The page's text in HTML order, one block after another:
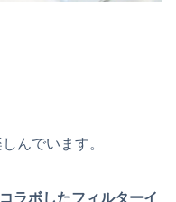
んでいます。
ラボしたフィルターイ